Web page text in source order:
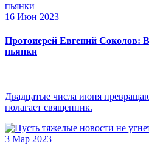
16 Июн 2023
Протоиерей Евгений Соколов:
пьянки
Двадцатые числа июня
полагает священник.
3 Мар 2023